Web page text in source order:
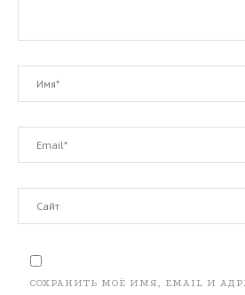
СОХРАНИТЬ МОЁ ИМЯ, EMAIL И